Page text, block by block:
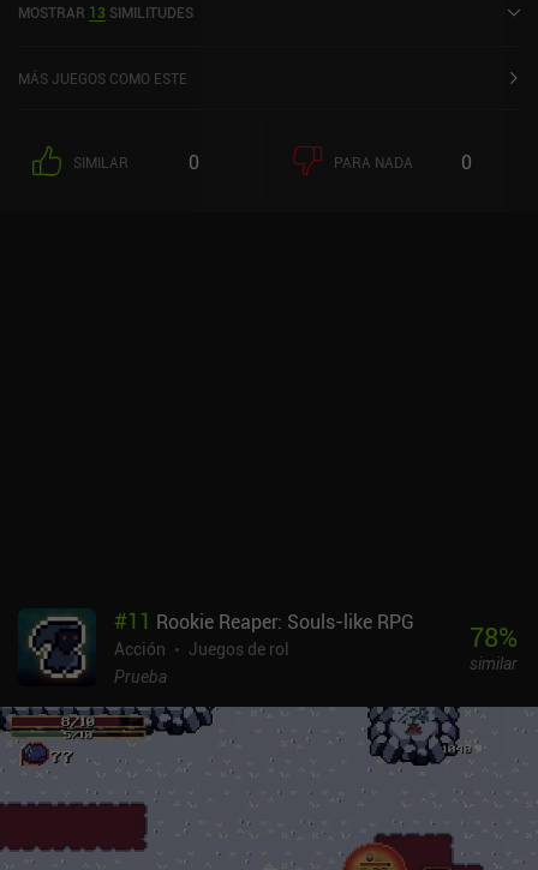
en la App Store de iOS.
MOSTRAR 13 SIMILITUDES
MÁS JUEGOS COMO ESTE
SIMILAR 0 PARA NADA 0
#11 Rookie Reaper: Souls-like RPG
Acción
Juegos de rol
Prueba
78%
similar